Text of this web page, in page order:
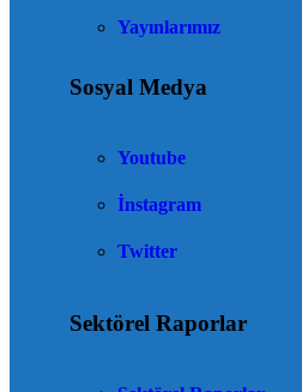
Yayınlarımız
Sosyal Medya
Youtube
İnstagram
Twitter
Sektörel Raporlar